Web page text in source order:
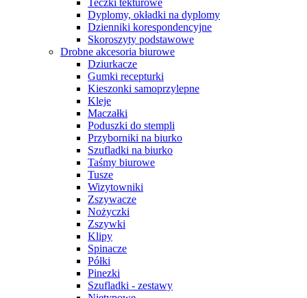
Teczki tekturowe
Dyplomy, okładki na dyplomy
Dzienniki korespondencyjne
Skoroszyty podstawowe
Drobne akcesoria biurowe
Dziurkacze
Gumki recepturki
Kieszonki samoprzylepne
Kleje
Maczałki
Poduszki do stempli
Przyborniki na biurko
Szufladki na biurko
Taśmy biurowe
Tusze
Wizytowniki
Zszywacze
Nożyczki
Zszywki
Klipy
Spinacze
Półki
Pinezki
Szufladki - zestawy